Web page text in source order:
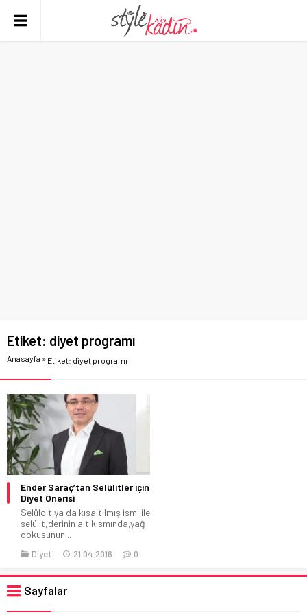
Etiket: diyet programı
Anasayfa » Etiket: diyet programı
Ender Saraç’tan Selülitler için
Diyet Önerisi
Selüloit ya da kısaltılmış ismi ile
selülit,derinin alt kısmında,yağ
dokusunun...
Diyet 21.04.2016 0
Sayfalar